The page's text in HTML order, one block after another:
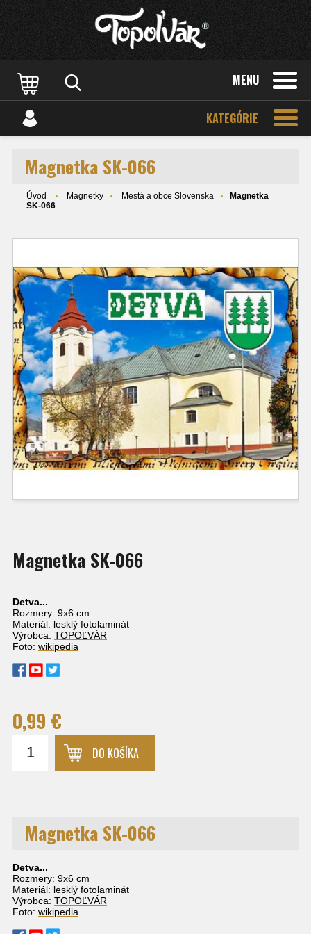
MENU
KATEGÓRIE
Magnetka SK-066
Úvod Magnetky Mestá a obce Slovenska
Magnetka
SK-066
Magnetka SK-066
Detva...
Rozmery: 9x6 cm
Materiál: lesklý fotolaminát
Výrobca: TOPOĽVÁR
Foto: wikipedia
0,99 €
DO KOŠÍKA
Magnetka SK-066
Detva...
Rozmery: 9x6 cm
Materiál: lesklý fotolaminát
Výrobca: TOPOĽVÁR
Foto: wikipedia